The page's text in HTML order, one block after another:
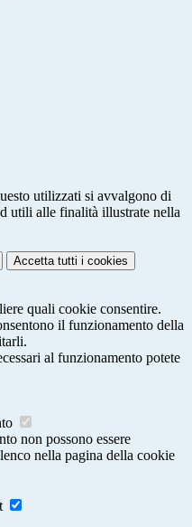
utilizzati si avvalgono di
utili alle finalità illustrate nella
Accetta tutti i cookies
quali cookie consentire.
il funzionamento della
al funzionamento potete
non possono essere
nella pagina della cookie